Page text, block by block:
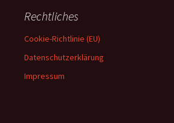
Rechtliches
Cookie-Richtlinie (EU)
Datenschutzerklärung
Impressum